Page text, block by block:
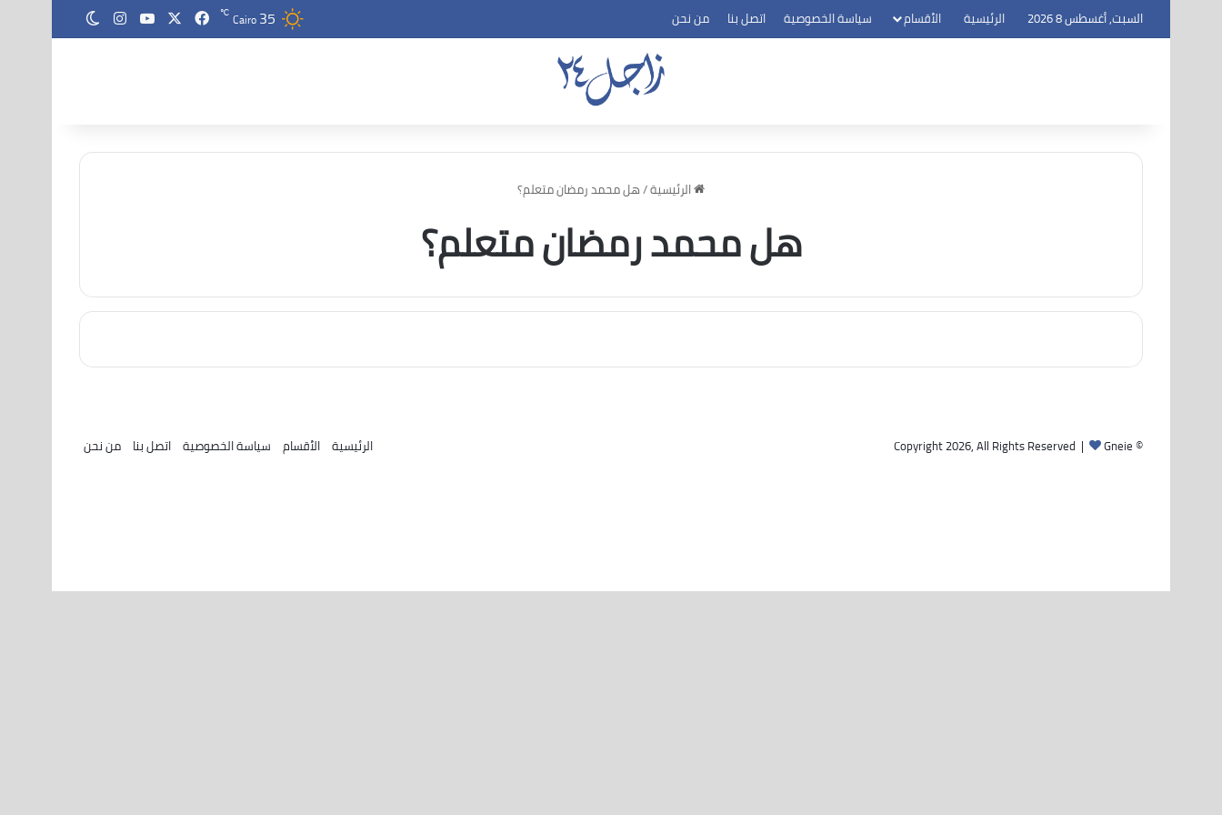
السبت, أغسطس 8 2026 الرئيسية الأقسام سياسة الخصوصية اتصل بنا من نحن Cairo35
℃ فيسبوك ‫YouTubeانستقرام
الرئيسية/هل محمد رمضان متعلم؟
هل محمد رمضان متعلم؟
© Copyright 2026, All Rights Reserved |
Gneie الرئيسية الأقسام سياسة الخصوصية اتصل بنا من نحن